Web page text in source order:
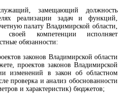
замещающий должность
реализации задач и функций,
палату Владимирской области,
компетенции исполняет
обязанности:
законов Владимирской области
проектов законов Владимирской
изменений в закон об областном
проверка и анализ обоснованности
и характеристик) бюджетов;